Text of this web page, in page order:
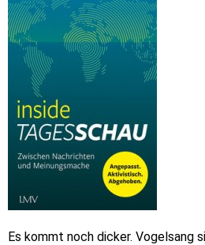
Es kommt noch dicker. Vogelsang